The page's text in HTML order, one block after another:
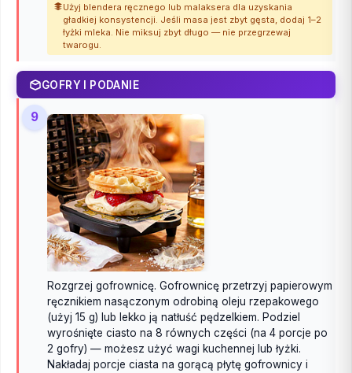
Użyj blendera ręcznego lub malaksera dla uzyskania
gładkiej konsystencji. Jeśli masa jest zbyt gęsta, dodaj 1–2
łyżki mleka. Nie miksuj zbyt długo — nie przegrzewaj
twarogu.
GOFRY I PODANIE
9
Rozgrzej gofrownicę. Gofrownicę przetrzyj papierowym
ręcznikiem nasączonym odrobiną oleju rzepakowego
(użyj 15 g) lub lekko ją natłuść pędzelkiem. Podziel
wyrośnięte ciasto na 8 równych części (na 4 porcje po
2 gofry) — możesz użyć wagi kuchennej lub łyżki.
Nakładaj porcje ciasta na gorącą płytę gofrownicy i